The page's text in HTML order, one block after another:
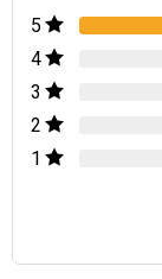
Trong những dịp
Giỏ Hoa Tông
lời chúc tốt đẹp
được.
Quảng đường sự
và tình cảm chân
5
4
3
2
1